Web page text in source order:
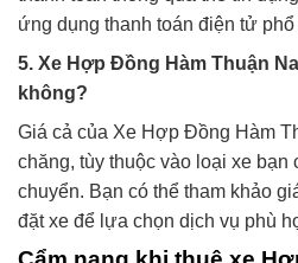
ứng dụng thanh toán điện tử phổ
5. Xe Hợp Đồng Hàm Thuận
không?
Giá cả của Xe Hợp Đồng Hàm
chăng, tùy thuộc vào loại xe
chuyển. Bạn có thể tham khảo
đặt xe để lựa chọn dịch vụ phù